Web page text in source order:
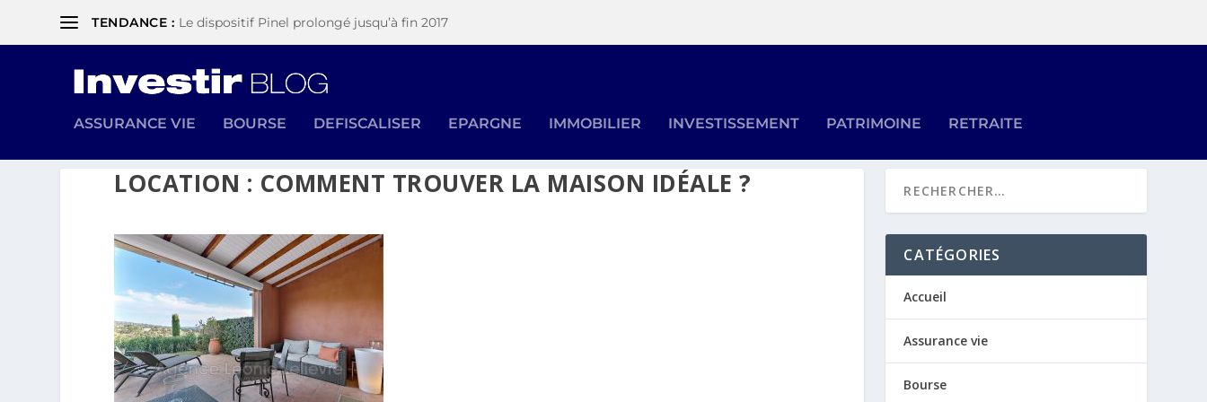
TENDANCE : Le dispositif Pinel prolongé jusqu’à fin 2017
ASSURANCE VIE BOURSE DEFISCALISER EPARGNE IMMOBILIER INVESTISSEMENT PATRIMOINE RETRAITE
LOCATION : COMMENT TROUVER LA MAISON IDÉALE ?
CATÉGORIES
Accueil
Assurance vie
Bourse